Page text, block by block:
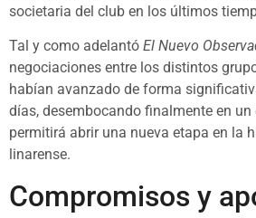
societaria del club en los últimos
Tal y como adelantó El Nuevo
negociaciones entre los distintos
habían avanzado de forma
días, desembocando finalmente en
permitirá abrir una nueva etapa en la
linarense.
Compromisos y